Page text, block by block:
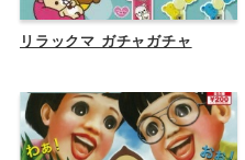
リラックマ ガチャガチャ